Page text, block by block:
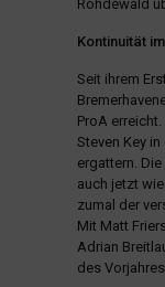
Rohdewald
Kontinuität
Seit ihrem
ProA
Steven Key
ergattern.
auch jetzt
zumal der
Mit Matt
Adrian
des